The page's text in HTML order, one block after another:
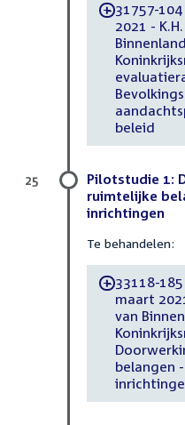
-31757-
2021 -
beleid
Pilotstudie 1:
ruimtelijke
inrichtingen
Te behandelen:
-33118-
maart
van
belangen
25